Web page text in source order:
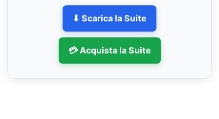
⬇ Scarica la Suite
💳 Acquista la Suite